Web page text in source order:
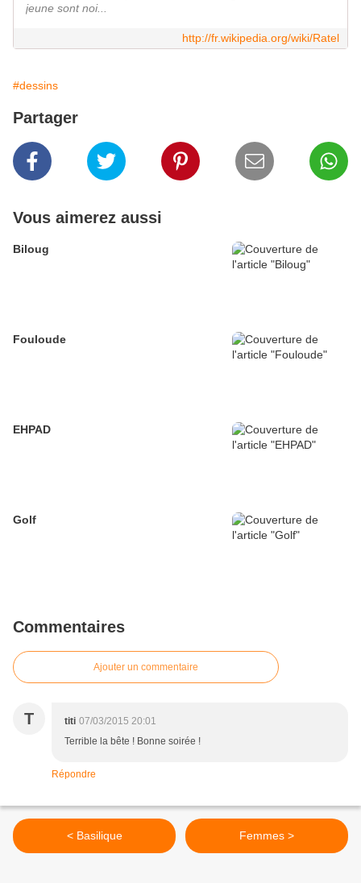
jeune sont noi...
http://fr.wikipedia.org/wiki/Ratel
#dessins
Partager
Vous aimerez aussi
Biloug
Fouloude
EHPAD
Golf
Commentaires
Ajouter un commentaire
T titi 07/03/2015 20:01
Terrible la bête ! Bonne soirée !
Répondre
< Basilique Femmes >